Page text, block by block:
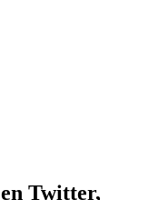
Twitter,